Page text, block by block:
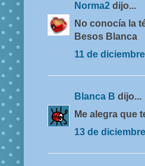
Norma2 dijo...
No conocía la
Besos Blanca
11 de
Blanca B dijo...
Me alegra que
13 de